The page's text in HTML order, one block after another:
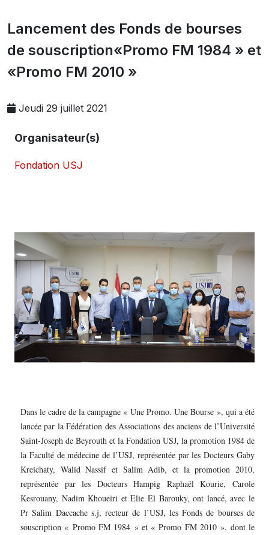
Lancement des Fonds de bourses
de souscription«Promo FM 1984 » et
«Promo FM 2010 »
Jeudi 29 juillet 2021
Organisateur(s)
Fondation USJ
Dans le cadre de la campagne « Une Promo. Une Bourse », qui a été
lancée par la Fédération des Associations des anciens de l’Université
Saint-Joseph de Beyrouth et la Fondation USJ, la promotion 1984 de
la Faculté de médecine de l’USJ, représentée par les Docteurs Gaby
Kreichaty, Walid Nassif et Salim Adib, et la promotion 2010,
représentée par les Docteurs Hampig Raphaël Kourie, Carole
Kesrouany, Nadim Khoueiri et Elie El Barouky, ont lancé, avec le
Pr Salim Daccache s.j, recteur de l’USJ, les Fonds de bourses de
souscription « Promo FM 1984 » et « Promo FM 2010 », dont le